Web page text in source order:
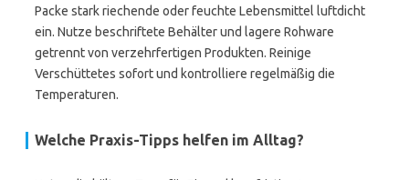
Packe stark riechende oder feuchte Lebensmittel luftdicht
ein. Nutze beschriftete Behälter und lagere Rohware
getrennt von verzehrfertigen Produkten. Reinige
Verschüttetes sofort und kontrolliere regelmäßig die
Temperaturen.
Welche Praxis-Tipps helfen im Alltag?